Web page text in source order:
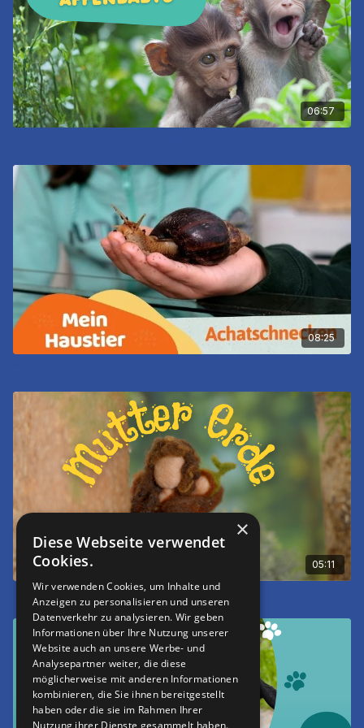
06:57
08:25
05:11
Mutter Erde
×
Diese Webseite verwendet
Cookies.
Wir verwenden Cookies, um Inhalte und
Anzeigen zu personalisieren und unseren
Datenverkehr zu analysieren. Wir geben
Informationen über Ihre Nutzung unserer
Website auch an unsere Werbe- und
Analysepartner weiter, die diese
möglicherweise mit anderen Informationen
kombinieren, die Sie ihnen bereitgestellt
haben oder die sie im Rahmen Ihrer
Nutzung ihrer Dienste gesammelt haben.